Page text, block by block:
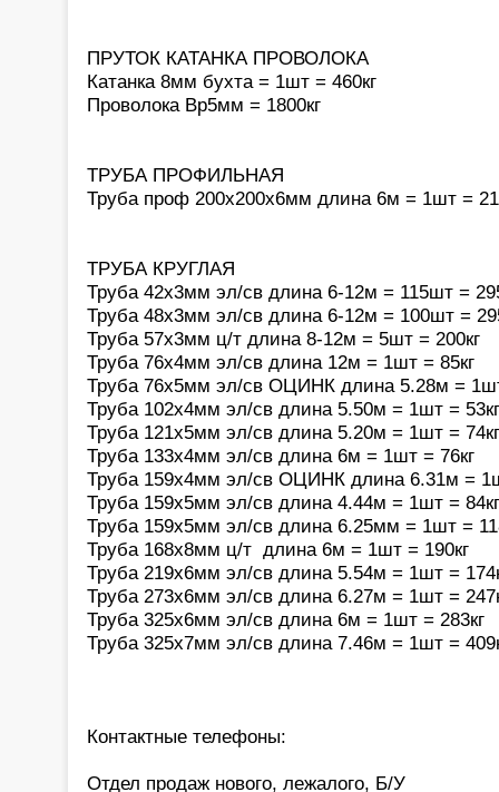
ПРУТОК КАТАНКА ПРОВОЛОКА
Катанка 8мм бухта = 1шт = 460кг
Проволока Вр5мм = 1800кг
ТРУБА ПРОФИЛЬНАЯ
Труба проф 200х200х6мм длина 6м = 1шт =
ТРУБА КРУГЛАЯ
Труба 42х3мм эл/св длина 6-12м = 115шт =
Труба 48х3мм эл/св длина 6-12м = 100шт =
Труба 57х3мм ц/т длина 8-12м = 5шт = 200кг
Труба 76х4мм эл/св длина 12м = 1шт = 85кг
Труба 76х5мм эл/св ОЦИНК длина 5.28м =
Труба 102х4мм эл/св длина 5.50м = 1шт = 53кг
Труба 121х5мм эл/св длина 5.20м = 1шт = 74кг
Труба 133х4мм эл/св длина 6м = 1шт = 76кг
Труба 159х4мм эл/св ОЦИНК длина 6.31м =
Труба 159х5мм эл/св длина 4.44м = 1шт = 84кг
Труба 159х5мм эл/св длина 6.25мм = 1шт =
Труба 168х8мм ц/т длина 6м = 1шт = 190кг
Труба 219х6мм эл/св длина 5.54м = 1шт =
Труба 273х6мм эл/св длина 6.27м = 1шт =
Труба 325х6мм эл/св длина 6м = 1шт = 283кг
Труба 325х7мм эл/св длина 7.46м = 1шт =
Контактные телефоны:
Отдел продаж нового, лежалого, Б/У